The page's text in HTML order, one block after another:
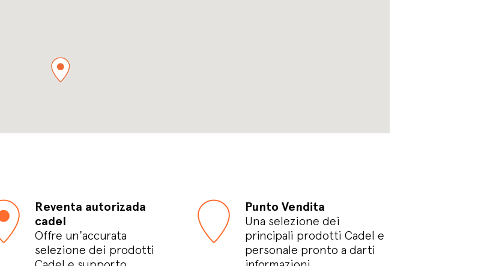
Reventa autorizada
cadel
Offre un'accurata
selezione dei prodotti
Punto Vendita
Una selezione dei
principali prodotti Cadel e
personale pronto a darti